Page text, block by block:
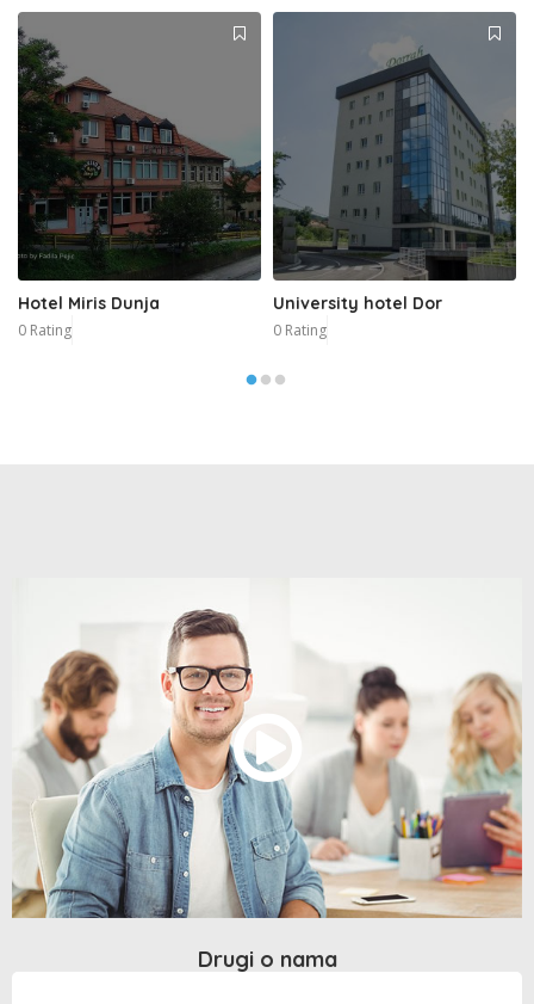
Hotel Miris Dunja
0 Rating
University hotel Dor
0 Rating
Drugi o nama